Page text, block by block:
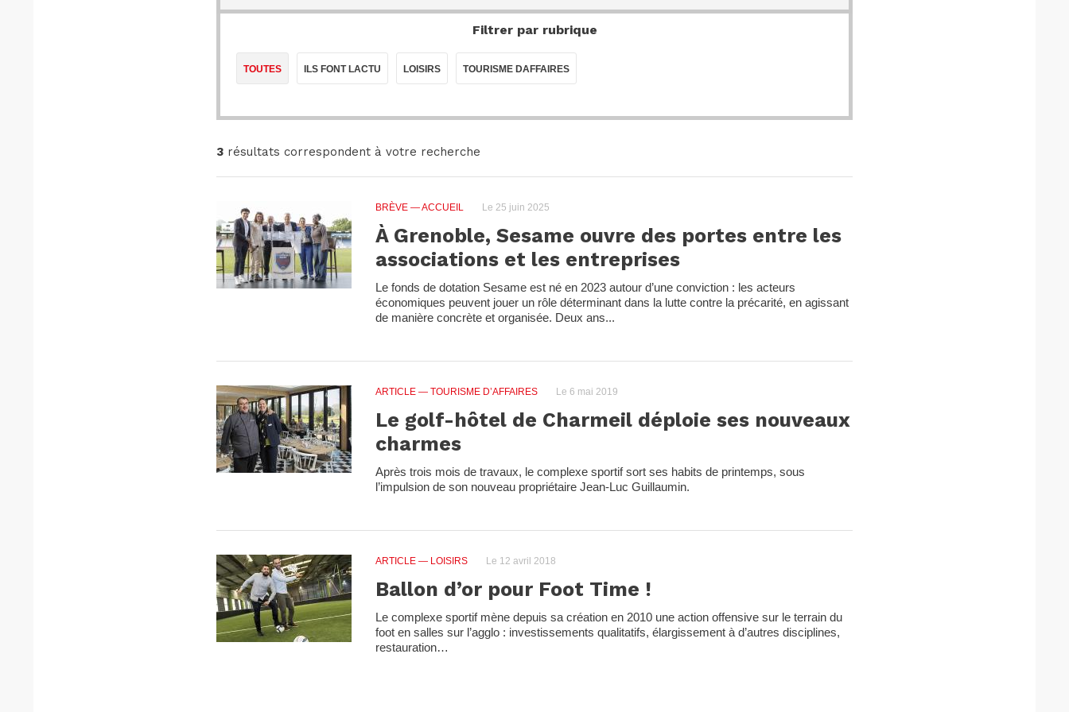
Filtrer par rubrique
TOUTES ILS FONT LACTU LOISIRS TOURISME DAFFAIRES
3 résultats correspondent à votre recherche
BRÈVE — ACCUEIL Le 25 juin 2025
À Grenoble, Sesame ouvre des portes entre les
associations et les entreprises
Le fonds de dotation Sesame est né en 2023 autour d’une conviction : les acteurs
économiques peuvent jouer un rôle déterminant dans la lutte contre la précarité, en agissant
de manière concrète et organisée. Deux ans...
ARTICLE — TOURISME D’AFFAIRES Le 6 mai 2019
Le golf-hôtel de Charmeil déploie ses nouveaux
charmes
Après trois mois de travaux, le complexe sportif sort ses habits de printemps, sous
l’impulsion de son nouveau propriétaire Jean-Luc Guillaumin.
ARTICLE — LOISIRS Le 12 avril 2018
Ballon d’or pour Foot Time !
Le complexe sportif mène depuis sa création en 2010 une action offensive sur le terrain du
foot en salles sur l’agglo : investissements qualitatifs, élargissement à d’autres disciplines,
restauration…